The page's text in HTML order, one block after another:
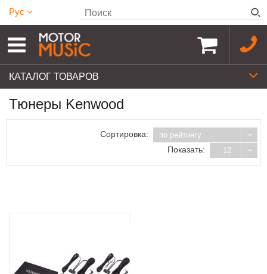
Рус
КАТАЛОГ ТОВАРОВ
Тюнеры Kenwood
Сортировка: по рейтингу
Показать: 12